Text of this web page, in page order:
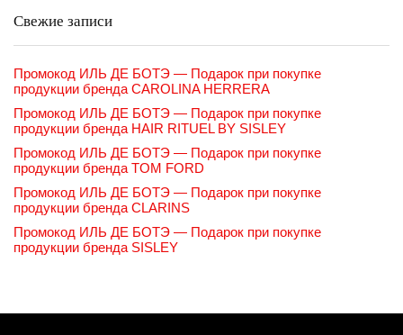
Свежие записи
Промокод ИЛЬ ДЕ БОТЭ — Подарок при покупке
продукции бренда CAROLINA HERRERA
Промокод ИЛЬ ДЕ БОТЭ — Подарок при покупке
продукции бренда HAIR RITUEL BY SISLEY
Промокод ИЛЬ ДЕ БОТЭ — Подарок при покупке
продукции бренда TOM FORD
Промокод ИЛЬ ДЕ БОТЭ — Подарок при покупке
продукции бренда CLARINS
Промокод ИЛЬ ДЕ БОТЭ — Подарок при покупке
продукции бренда SISLEY